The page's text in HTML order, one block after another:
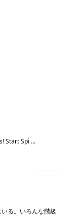
Start Spi ...
る。いろんな階級